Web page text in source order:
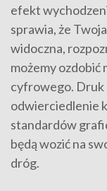
efekt
sprawia, że
widoczna,
możemy
cyfrowego. Druk
odwierciedlenie
standardów
będą wozić na
dróg.